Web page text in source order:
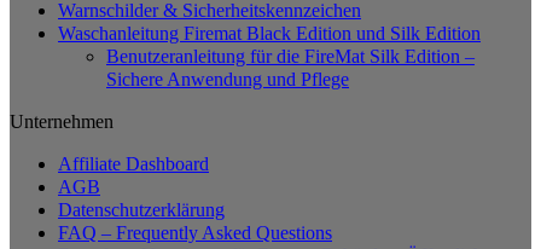
Warnschilder & Sicherheitskennzeichen
Waschanleitung Firemat Black Edition und Silk Edition
Benutzeranleitung für die FireMat Silk Edition –
Sichere Anwendung und Pflege
Unternehmen
Affiliate Dashboard
AGB
Datenschutzerklärung
FAQ – Frequently Asked Questions